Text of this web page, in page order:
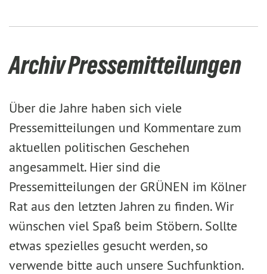
Archiv Pressemitteilungen
Über die Jahre haben sich viele
Pressemitteilungen und Kommentare zum
aktuellen politischen Geschehen
angesammelt. Hier sind die
Pressemitteilungen der GRÜNEN im Kölner
Rat aus den letzten Jahren zu finden. Wir
wünschen viel Spaß beim Stöbern. Sollte
etwas spezielles gesucht werden, so
verwende bitte auch unsere Suchfunktion.